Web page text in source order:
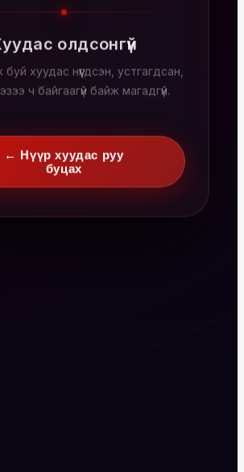
олдсонгүй
хуудас нүүгдсэн, устгагдсан,
ч байгаагүй байж магадгүй.
← Нүүр хуудас руу
буцах